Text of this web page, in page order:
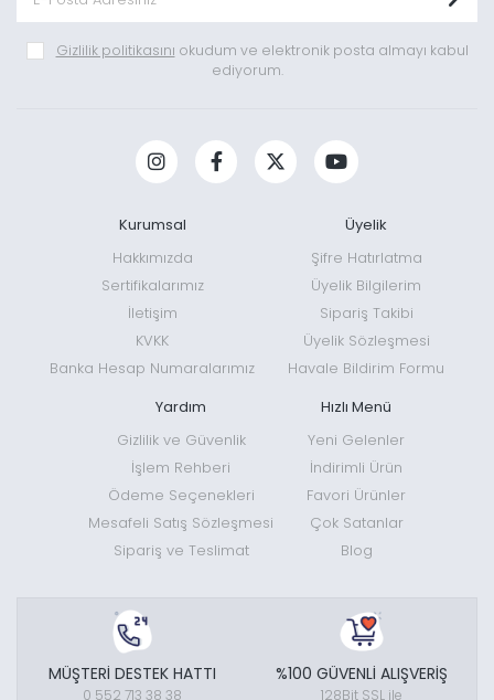
Gizlilik politikasını okudum ve elektronik posta almayı kabul
ediyorum.
Kurumsal
Hakkımızda
Sertifikalarımız
İletişim
KVKK
Banka Hesap Numaralarımız
Üyelik
Şifre Hatırlatma
Üyelik Bilgilerim
Sipariş Takibi
Üyelik Sözleşmesi
Havale Bildirim Formu
Yardım
Gizlilik ve Güvenlik
İşlem Rehberi
Ödeme Seçenekleri
Mesafeli Satış Sözleşmesi
Sipariş ve Teslimat
Hızlı Menü
Yeni Gelenler
İndirimli Ürün
Favori Ürünler
Çok Satanlar
Blog
MÜŞTERİ DESTEK HATTI
0 552 713 38 38
%100 GÜVENLİ ALIŞVERİŞ
128Bit SSL ile